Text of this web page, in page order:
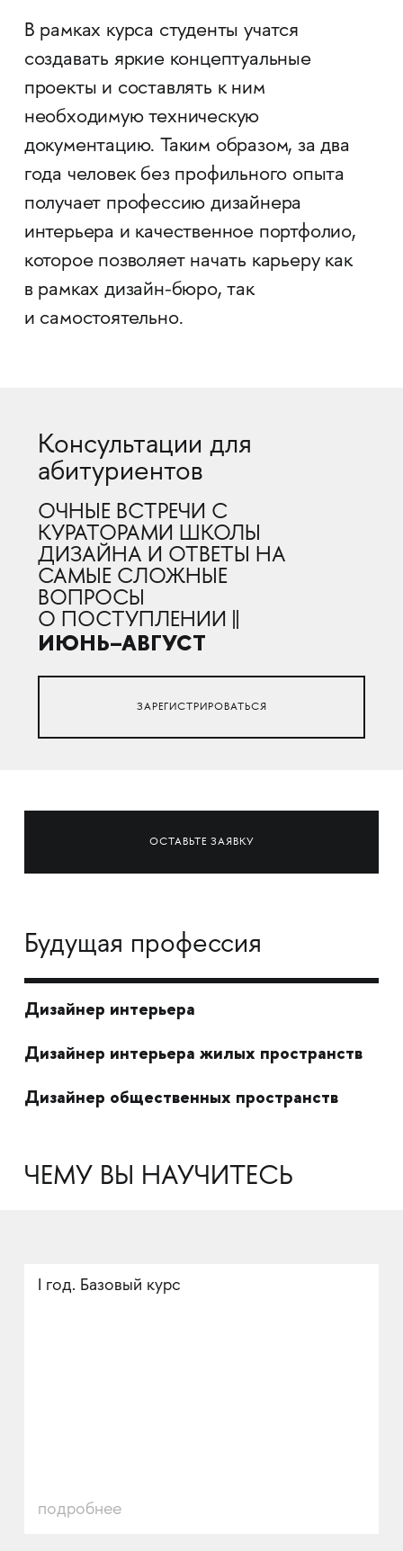
В рамках курса студенты учатся
создавать яркие концептуальные
проекты и составлять к ним
необходимую техническую
документацию. Таким образом, за два
года человек без профильного опыта
получает профессию дизайнера
интерьера и качественное портфолио,
которое позволяет начать карьеру как
в рамках дизайн-бюро, так
и самостоятельно.
Консультации для
абитуриентов
ОЧНЫЕ ВСТРЕЧИ С
КУРАТОРАМИ ШКОЛЫ
ДИЗАЙНА И ОТВЕТЫ НА
САМЫЕ СЛОЖНЫЕ
ВОПРОСЫ
О ПОСТУПЛЕНИИ ||
ИЮНЬ–АВГУСТ
ЗАРЕГИСТРИРОВАТЬСЯ
ОСТАВЬТЕ ЗАЯВКУ
Будущая профессия
Дизайнер интерьера
Дизайнер интерьера жилых пространств
Дизайнер общественных пространств
ЧЕМУ ВЫ НАУЧИТЕСЬ
I год. Базовый курс
подробнее